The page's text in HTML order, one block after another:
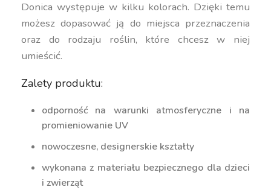
Donica występuje w kilku kolorach. Dzięki temu
możesz dopasować ją do miejsca przeznaczenia
oraz do rodzaju roślin, które chcesz w niej
umieścić.
Zalety produktu:
odporność na warunki atmosferyczne i na
promieniowanie UV
nowoczesne, designerskie kształty
wykonana z materiału bezpiecznego dla dzieci
i zwierząt